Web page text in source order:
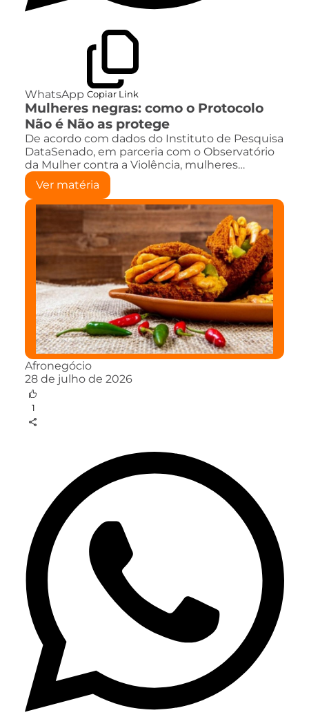
WhatsApp Copiar Link
Mulheres negras: como o Protocolo
Não é Não as protege
De acordo com dados do Instituto de Pesquisa
DataSenado, em parceria com o Observatório
da Mulher contra a Violência, mulheres…
Ver matéria
Afronegócio
28 de julho de 2026
1